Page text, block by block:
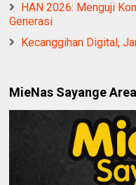
HAN 2026: Menguji
Generasi
Kecanggihan Digital,
MieNas Sayange